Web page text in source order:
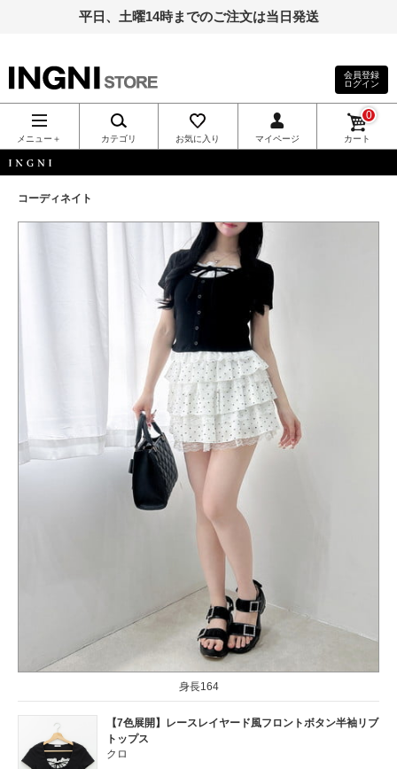
平日、土曜14時までのご注文は当日発送
INGNI（イン
グ）公式通
販｜INGNI
STORE
会員登録
ログイン
メニュー＋ カテゴリ お気に入り マイページ カート
0
コーディネイト
身長164
【7色展開】レースレイヤード風フロントボタン半袖リブ
トップス
クロ